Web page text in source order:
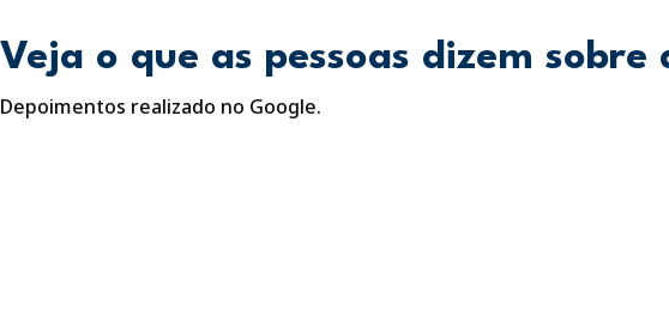
Veja o que as pessoas dizem sobre
Depoimentos realizado no Google.